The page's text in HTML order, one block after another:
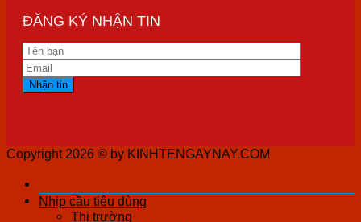
ĐĂNG KÝ NHẬN TIN
Copyright 2026 © by KINHTENGAYNAY.COM
Nhịp cầu tiêu dùng
Thị trường